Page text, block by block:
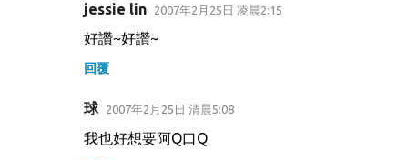
jessie lin 2007年2月25日 凌晨2:15
好讚~好讚~
回覆
球 2007年2月25日 清晨5:08
我也好想要阿Q口Q